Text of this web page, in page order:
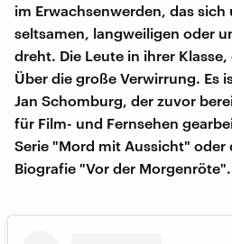
im Erwachsenwerden, das sich
seltsamen, langweiligen oder
dreht. Die Leute in ihrer Klasse,
Über die große Verwirrung. Es
Jan Schomburg, der zuvor
für Film- und Fernsehen
Serie "Mord mit Aussicht" oder
Biografie "Vor der Morgenröte".